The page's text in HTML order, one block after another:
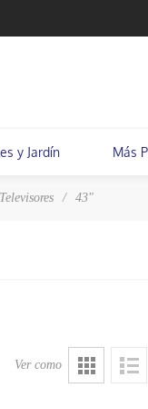
y Jardín Más
Televisores / 43"
Ver como